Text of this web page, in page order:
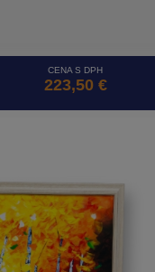
CENA S DPH
223,50 €